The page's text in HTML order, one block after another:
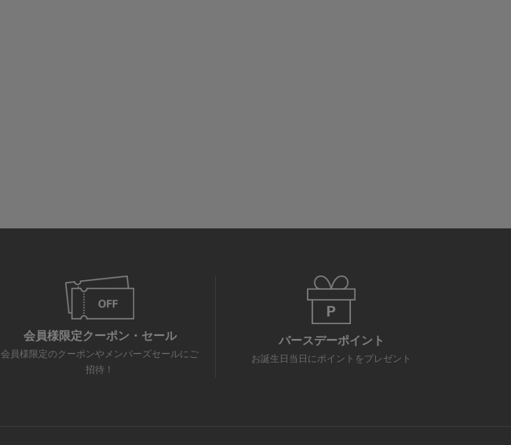
会員様限定クーポン・セール
会員様限定のクーポンやメンバーズセールにご
招待！
バースデーポイント
お誕生日当日にポイントをプレゼント